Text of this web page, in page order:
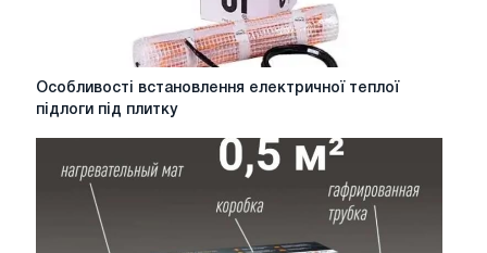
Особливості
встановлення
підлоги
Особливості встановлення електричної теплої
підлоги під плитку